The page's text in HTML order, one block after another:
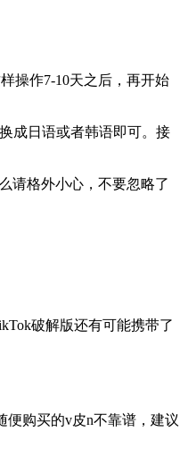
操作7-10天之后，再开始
成日语或者韩语即可。接
请格外小心，不要忽略了
破解版还有可能携带了
便购买的v皮n不靠谱，建议